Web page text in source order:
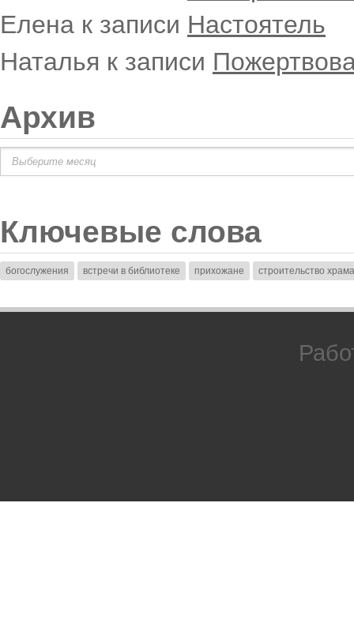
Елена к записи Настоятель
Наталья к записи
Архив
Ключевые слова
богослужения встречи в библиотеке прихожане строительство храма